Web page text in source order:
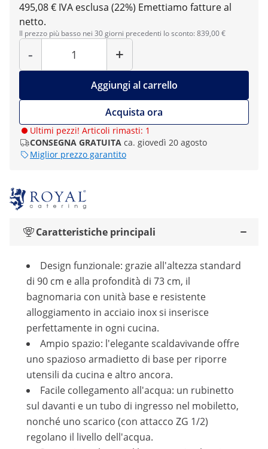
495,08 € IVA esclusa (22%) Emettiamo fatture al
netto.
Il prezzo più basso nei 30 giorni precedenti lo sconto: 839,00 €
-
Quantità
+
Aggiungi al carrello
Acquista ora
Ultimi pezzi! Articoli rimasti: 1
CONSEGNA GRATUITA ca. giovedì 20 agosto
Miglior prezzo garantito
Caratteristiche principali
Design funzionale: grazie all'altezza standard
di 90 cm e alla profondità di 73 cm, il
bagnomaria con unità base e resistente
alloggiamento in acciaio inox si inserisce
perfettamente in ogni cucina.
Ampio spazio: l'elegante scaldavivande offre
uno spazioso armadietto di base per riporre
utensili da cucina e altro ancora.
Facile collegamento all'acqua: un rubinetto
sul davanti e un tubo di ingresso nel mobiletto,
nonché uno scarico (con attacco ZG 1/2)
regolano il livello dell'acqua.